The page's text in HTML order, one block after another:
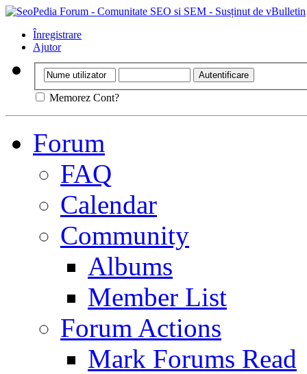
Înregistrare
Ajutor
Memorez Cont?
Forum
FAQ
Calendar
Community
Albums
Member List
Forum Actions
Mark Forums Read